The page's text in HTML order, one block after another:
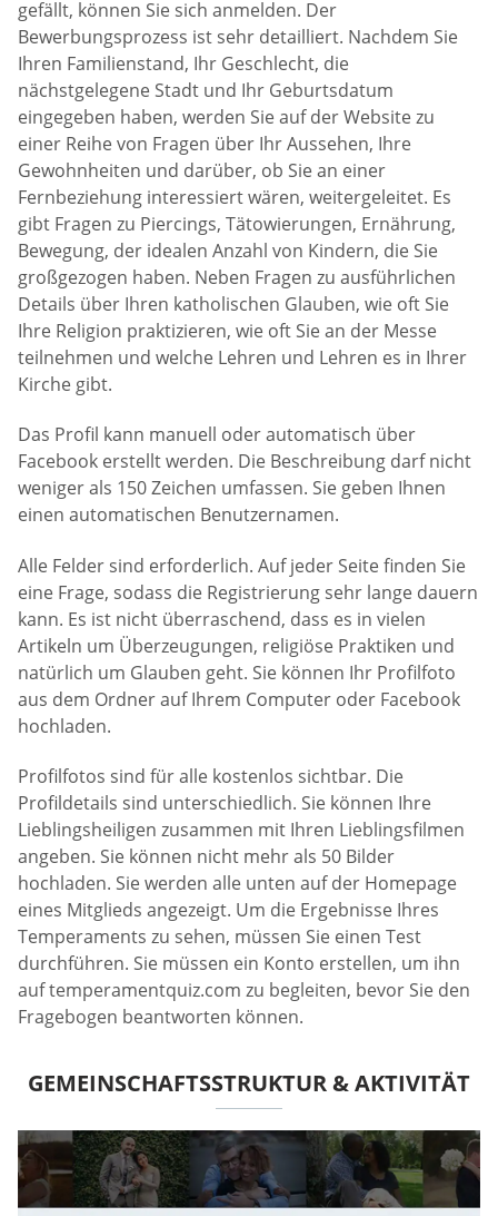
gefällt, können Sie sich anmelden. Der
Bewerbungsprozess ist sehr detailliert. Nachdem Sie
Ihren Familienstand, Ihr Geschlecht, die
nächstgelegene Stadt und Ihr Geburtsdatum
eingegeben haben, werden Sie auf der Website zu
einer Reihe von Fragen über Ihr Aussehen, Ihre
Gewohnheiten und darüber, ob Sie an einer
Fernbeziehung interessiert wären, weitergeleitet. Es
gibt Fragen zu Piercings, Tätowierungen, Ernährung,
Bewegung, der idealen Anzahl von Kindern, die Sie
großgezogen haben. Neben Fragen zu ausführlichen
Details über Ihren katholischen Glauben, wie oft Sie
Ihre Religion praktizieren, wie oft Sie an der Messe
teilnehmen und welche Lehren und Lehren es in Ihrer
Kirche gibt.
Das Profil kann manuell oder automatisch über
Facebook erstellt werden. Die Beschreibung darf nicht
weniger als 150 Zeichen umfassen. Sie geben Ihnen
einen automatischen Benutzernamen.
Alle Felder sind erforderlich. Auf jeder Seite finden Sie
eine Frage, sodass die Registrierung sehr lange dauern
kann. Es ist nicht überraschend, dass es in vielen
Artikeln um Überzeugungen, religiöse Praktiken und
natürlich um Glauben geht. Sie können Ihr Profilfoto
aus dem Ordner auf Ihrem Computer oder Facebook
hochladen.
Profilfotos sind für alle kostenlos sichtbar. Die
Profildetails sind unterschiedlich. Sie können Ihre
Lieblingsheiligen zusammen mit Ihren Lieblingsfilmen
angeben. Sie können nicht mehr als 50 Bilder
hochladen. Sie werden alle unten auf der Homepage
eines Mitglieds angezeigt. Um die Ergebnisse Ihres
Temperaments zu sehen, müssen Sie einen Test
durchführen. Sie müssen ein Konto erstellen, um ihn
auf temperamentquiz.com zu begleiten, bevor Sie den
Fragebogen beantworten können.
GEMEINSCHAFTSSTRUKTUR & AKTIVITÄT